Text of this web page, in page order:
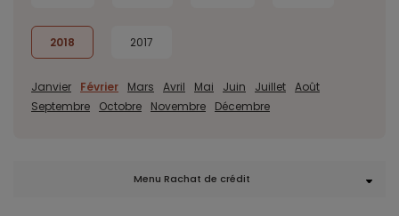
2018 2017
Janvier Février Mars Avril Mai Juin Juillet Août
Septembre
Octobre Novembre Décembre
Menu Rachat de crédit